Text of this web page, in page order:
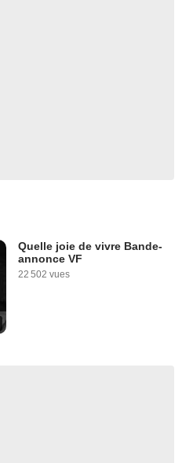
Quelle joie de vivre Bande-
annonce VF
22 502 vues